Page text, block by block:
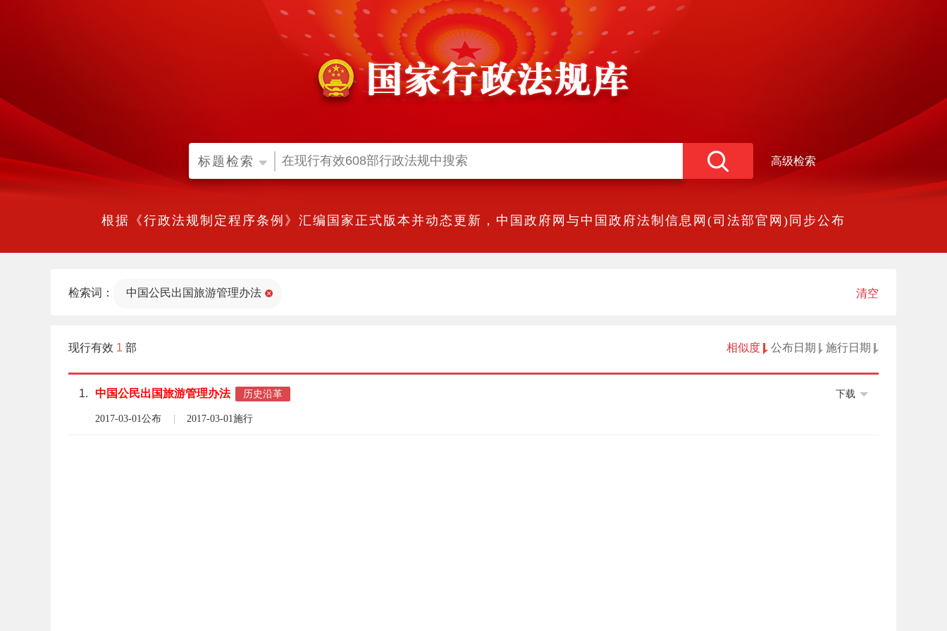
标题检索 高级检索
根据《行政法规制定程序条例》汇编国家正式版本并动态更新，中国政府网与中国政府法制信息网(司法部官网)同步公布
检索词： 中国公民出国旅游管理办法 清空
现行有效 1 部 相似度 公布日期 施行日期
1. 中国公民出国旅游管理办法 历史沿革
2017-03-01公布 2017-03-01施行
下载